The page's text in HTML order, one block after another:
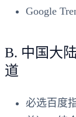
Google
B. 中国大
道
必选百度